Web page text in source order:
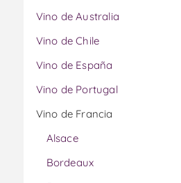
Vino de Australia
Vino de Chile
Vino de España
Vino de Portugal
Vino de Francia
Alsace
Bordeaux